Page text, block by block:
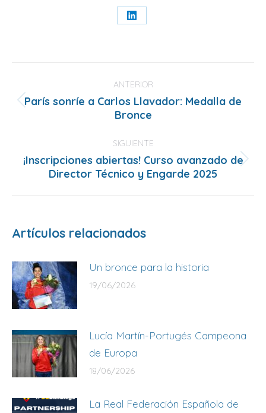
Share
entre
publicaciones
ANTERIOR
Publicación
París sonríe a Carlos Llavador: Medalla de
Bronce
SIGUIENTE
Publicación
siguiente:
¡Inscripciones abiertas! Curso avanzado de
Director Técnico y Engarde 2025
Artículos relacionados
Un bronce para la historia
19/06/2026
Lucía Martín-Portugés Campeona
de Europa
18/06/2026
La Real Federación Española de